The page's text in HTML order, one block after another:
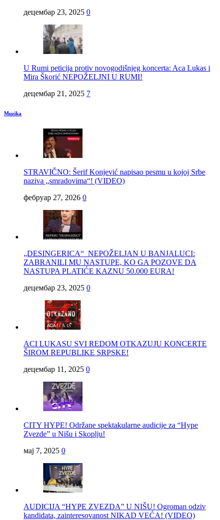
децембар 23, 2025 0
U Rumi peticija protiv novogodišnjeg koncerta: Aca Lukas i
Mira Škorić NEPOŽELJNI U RUMI!
децембар 21, 2025 7
Muzika
STRAVIČNO: Šerif Konjević napisao pesmu u kojoj Srbe
naziva „smradovima“! (VIDEO)
фебруар 27, 2026 0
„DESINGERICA“ NEPOŽELJAN U BANJALUCI:
ZABRANILI MU NASTUPE, KO GA POZOVE DA
NASTUPA PLATIĆE KAZNU 50.000 EURA!
децембар 23, 2025 0
ACI LUKASU SVI REDOM OTKAZUJU KONCERTE
ŠIROM REPUBLIKE SRPSKE!
децембар 11, 2025 0
CITY HYPE! Održane spektakularne audicije za “Hype
Zvezde” u Nišu i Skoplju!
мај 7, 2025 0
AUDICIJA “HYPE ZVEZDA” U NIŠU! Ogroman odziv
kandidata, zainteresovanost NIKAD VEĆA! (VIDEO)